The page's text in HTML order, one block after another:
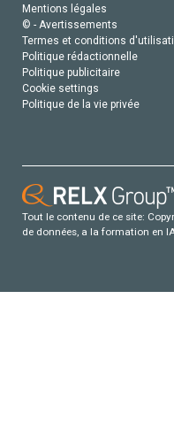
Mentions légales
© - Avertissements
Termes et conditions
Politique rédactionnelle
Politique publicitaire
Cookie settings
Politique de la vie privée
Tout le contenu de ce site:
de données, a la formation en